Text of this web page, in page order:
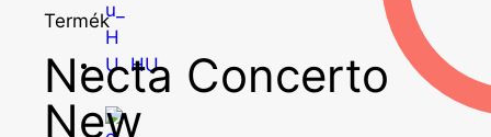
HU
Termék
Necta Concerto
New